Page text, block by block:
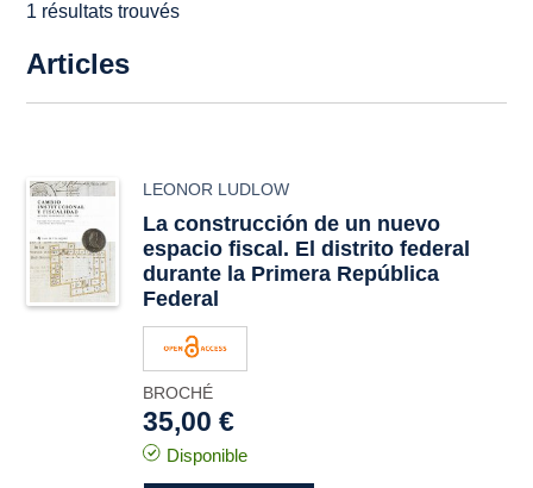
1 résultats trouvés
Articles
LEONOR LUDLOW
La construcción de un nuevo
espacio fiscal. El distrito federal
durante la Primera República
Federal
BROCHÉ
35,00 €
Disponible